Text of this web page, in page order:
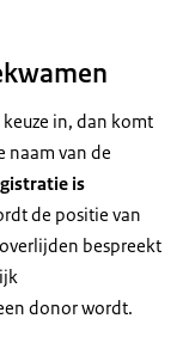
in, dan komt
naam van de
is
de positie van
bespreekt
donor wordt.